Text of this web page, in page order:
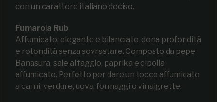
con un carattere italiano deciso.
Fumarola Rub
Affumicato, elegante e bilanciato, dona profondità
e rotondità senza sovrastare. Composto da pepe
Banasura, sale al faggio, paprika e cipolla
affumicate. Perfetto per dare un tocco affumicato
a carni, verdure, uova, formaggi o vinaigrette.